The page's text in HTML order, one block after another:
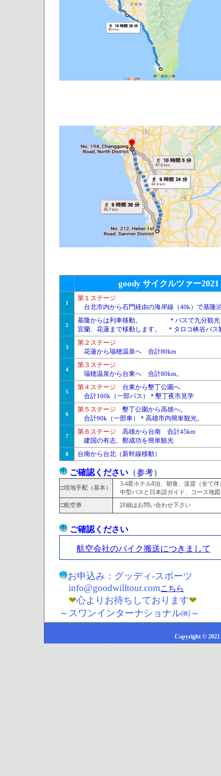
goody サイクルツァー2021
1
第１ステージ
台北市内から石門経由の海岸線（40k）で基隆
2
基隆からは列車移動。 ＊バスで九分観光
宜蘭、花蓮まで移動します。 ＊タロコ峡谷バス
3
第２ステージ
花蓮から瑞穂温泉へ 合計80km
4
第３ステージ
瑞穂温泉から台東へ 合計80km。
5
第４ステージ 台東から墾丁公園へ
合計160k（一部バス）＊墾丁夜市見学
6
第５ステージ 墾丁公園から高雄へ。
合計90k（一部車）＊高雄市内簡単観光。
7
第６ステージ 高雄から台南 合計45km
建国の有志、鄭成功を簡単観光
8 台南から台北（新幹線移動）
ご確認ください （参考）
□現地手配（基本）
3-4星ホテル8泊、朝食、送迎（全て
中型バスと日本語ガイド、コース地
□航空券
詳細はお問い合わせ下さい
ご確認ください
航空会社のバイク搬送につきまして
お申込み：グッディ-スポーツ
info@goodwilltour.comこちら
❤心よりお待ちしております❤
～スワンインターナショナル㈱～
Copyright © 2021